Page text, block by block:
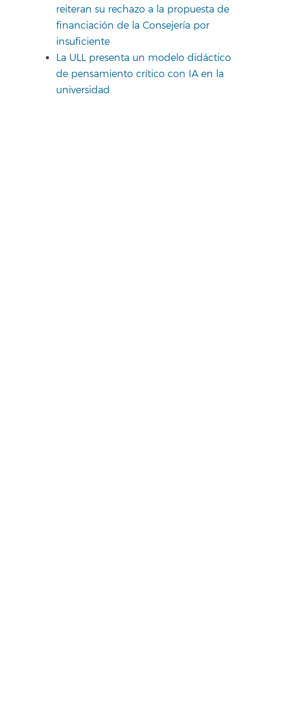
reiteran su rechazo a la propuesta de
financiación de la Consejería por
insuficiente
La ULL presenta un modelo didáctico
de pensamiento crítico con IA en la
universidad